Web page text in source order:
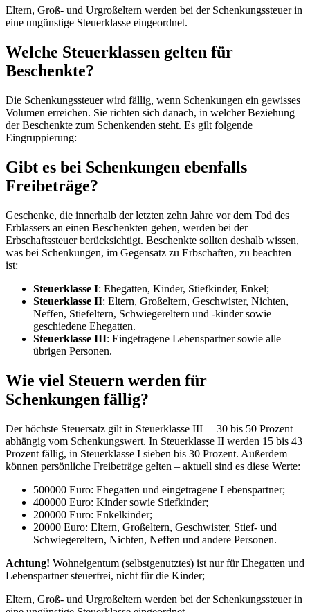
Eltern, Groß- und Urgroßeltern werden bei der Schenkungssteuer in
eine ungünstige Steuerklasse eingeordnet.
Welche Steuerklassen gelten für
Beschenkte?
Die Schenkungssteuer wird fällig, wenn Schenkungen ein gewisses
Volumen erreichen. Sie richten sich danach, in welcher Beziehung
der Beschenkte zum Schenkenden steht. Es gilt folgende
Eingruppierung:
Gibt es bei Schenkungen ebenfalls
Freibeträge?
Geschenke, die innerhalb der letzten zehn Jahre vor dem Tod des
Erblassers an einen Beschenkten gehen, werden bei der
Erbschaftssteuer berücksichtigt. Beschenkte sollten deshalb wissen,
was bei Schenkungen, im Gegensatz zu Erbschaften, zu beachten
ist:
Steuerklasse I: Ehegatten, Kinder, Stiefkinder, Enkel;
Steuerklasse II: Eltern, Großeltern, Geschwister, Nichten,
Neffen, Stiefeltern, Schwiegereltern und -kinder sowie
geschiedene Ehegatten.
Steuerklasse III: Eingetragene Lebenspartner sowie alle
übrigen Personen.
Wie viel Steuern werden für
Schenkungen fällig?
Der höchste Steuersatz gilt in Steuerklasse III – 30 bis 50 Prozent –
abhängig vom Schenkungswert. In Steuerklasse II werden 15 bis 43
Prozent fällig, in Steuerklasse I sieben bis 30 Prozent. Außerdem
können persönliche Freibeträge gelten – aktuell sind es diese Werte:
500000 Euro: Ehegatten und eingetragene Lebenspartner;
400000 Euro: Kinder sowie Stiefkinder;
200000 Euro: Enkelkinder;
20000 Euro: Eltern, Großeltern, Geschwister, Stief- und
Schwiegereltern, Nichten, Neffen und andere Personen.
Achtung! Wohneigentum (selbstgenutztes) ist nur für Ehegatten und
Lebenspartner steuerfrei, nicht für die Kinder;
Eltern, Groß- und Urgroßeltern werden bei der Schenkungssteuer in